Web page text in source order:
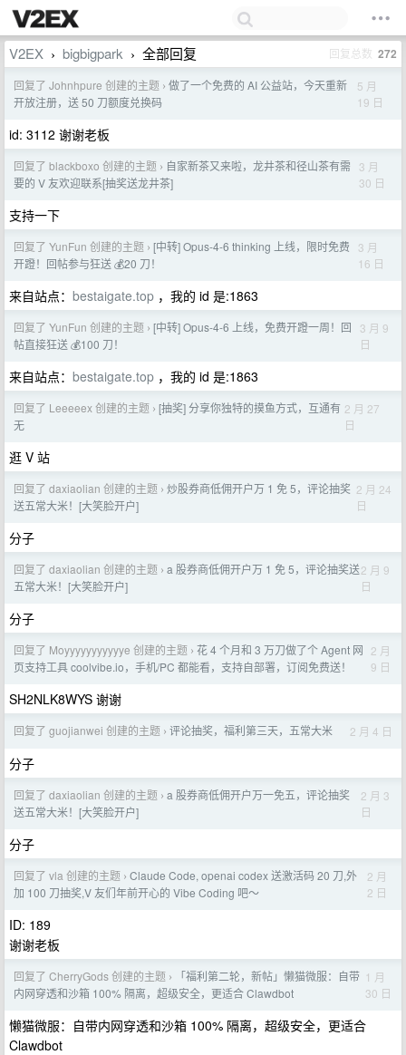
V2EX › bigbigpark › 全部回复 回复总数 272
回复了 Johnhpure 创建的主题 › 做了一个免费的 AI 公益站，今天重新
开放注册，送 50 刀额度兑换码
5 月
19 日
id: 3112 谢谢老板
回复了 blackboxo 创建的主题 › 自家新茶又来啦，龙井茶和径山茶有需
要的 V 友欢迎联系[抽奖送龙井茶]
3 月
30 日
支持一下
回复了 YunFun 创建的主题 › [中转] Opus-4-6 thinking 上线，限时免费
开蹬！回帖参与狂送 💰20 刀！
3 月
16 日
来自站点： bestaigate.top ，我的 id 是:1863
回复了 YunFun 创建的主题 › [中转] Opus-4-6 上线，免费开蹬一周！回
帖直接狂送 💰100 刀！
3 月 9
日
来自站点： bestaigate.top ，我的 id 是:1863
回复了 Leeeeex 创建的主题 › [抽奖] 分享你独特的摸鱼方式，互通有
无
2 月 27
日
逛 V 站
回复了 daxiaolian 创建的主题 › 炒股券商低佣开户万 1 免 5，评论抽奖
送五常大米！[大笑脸开户]
2 月 24
日
分子
回复了 daxiaolian 创建的主题 › a 股券商低佣开户万 1 免 5，评论抽奖送
五常大米！[大笑脸开户]
2 月 9
日
分子
回复了 Moyyyyyyyyyyye 创建的主题 › 花 4 个月和 3 万刀做了个 Agent 网
页支持工具 coolvibe.io，手机/PC 都能看，支持自部署，订阅免费送！
2 月
9 日
SH2NLK8WYS 谢谢
回复了 guojianwei 创建的主题 › 评论抽奖，福利第三天，五常大米 2 月 4 日
分子
回复了 daxiaolian 创建的主题 › a 股券商低佣开户万一免五，评论抽奖
送五常大米！[大笑脸开户]
2 月 3
日
分子
回复了 vla 创建的主题 › Claude Code, openai codex 送激活码 20 刀,外
加 100 刀抽奖,V 友们年前开心的 Vibe Coding 吧～
2 月
2 日
ID: 189
谢谢老板
回复了 CherryGods 创建的主题 ›
「福利第二轮，新帖」懒猫微服：自带
内网穿透和沙箱 100% 隔离，超级安全，更适合 Clawdbot
1 月
30 日
懒猫微服：自带内网穿透和沙箱 100% 隔离，超级安全，更适合
Clawdbot